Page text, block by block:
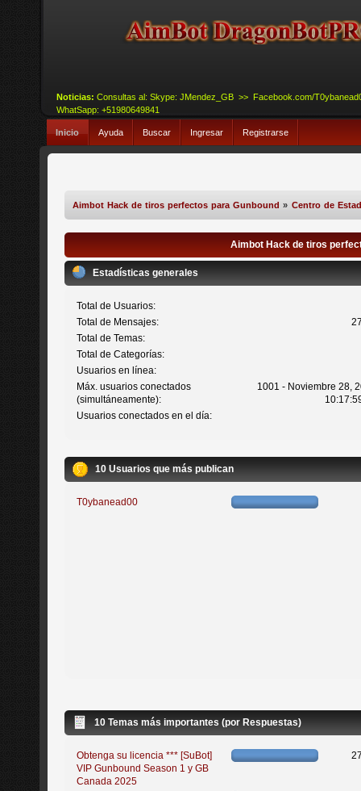
Noticias: Consultas al: Skype: JMendez_GB >> Facebook.com/
WhatSapp: +51980649841
Inicio Ayuda Buscar Ingresar Registrarse
Aimbot Hack de tiros perfectos para Gunbound » Centro de
Aimbot Hack de tiros
Estadísticas generales
Total de Usuarios:
Total de Mensajes:
Total de Temas:
Total de Categorías:
Usuarios en línea:
Máx. usuarios conectados
(simultáneamente):
1001 - Noviembre 28,
Usuarios conectados en el día:
10 Usuarios que más publican
T0ybanead00
10 Temas más importantes (por Respuestas)
Obtenga su licencia *** [SuBot]
VIP Gunbound Season 1 y GB
Canada 2025